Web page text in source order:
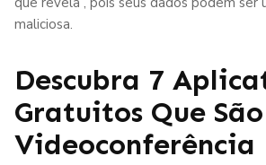
maliciosa.
Descubra 7
Gratuitos Que
Videoconferência